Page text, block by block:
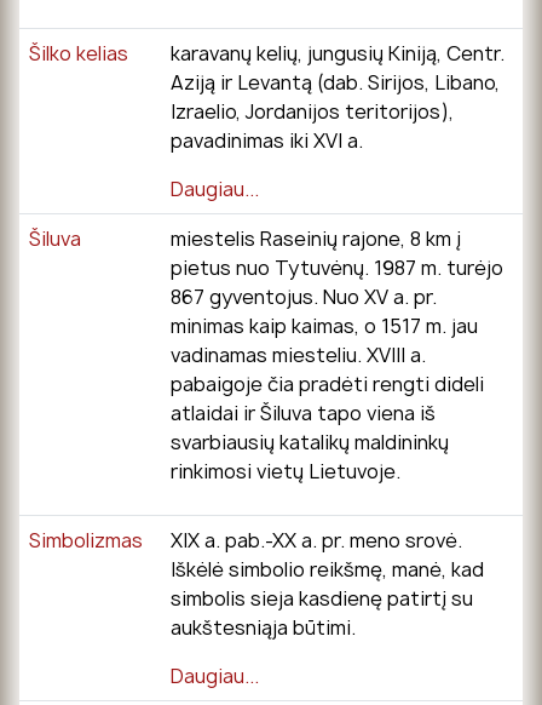
Šilko kelias
karavanų kelių, jungusių Kiniją, Centr.
Aziją ir Levantą (dab. Sirijos, Libano,
Izraelio, Jordanijos teritorijos),
pavadinimas iki XVI a.
Daugiau...
Šiluva
miestelis Raseinių rajone, 8 km į
pietus nuo Tytuvėnų. 1987 m. turėjo
867 gyventojus. Nuo XV a. pr.
minimas kaip kaimas, o 1517 m. jau
vadinamas miesteliu. XVIII a.
pabaigoje čia pradėti rengti dideli
atlaidai ir Šiluva tapo viena iš
svarbiausių katalikų maldininkų
rinkimosi vietų Lietuvoje.
Simbolizmas
XIX a. pab.-XX a. pr. meno srovė.
Iškėlė simbolio reikšmę, manė, kad
simbolis sieja kasdienę patirtį su
aukštesniąja būtimi.
Daugiau...